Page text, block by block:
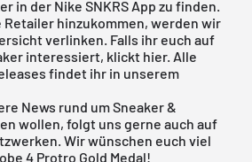
in der Nike SNKRS App zu finden.
hinzukommen, werden wir
verlinken. Falls ihr euch auf
interessiert, klickt hier. Alle
findet ihr in unserem
News rund um Sneaker &
wollen, folgt uns gerne auch auf
Wir wünschen euch viel
4 Protro Gold Medal!